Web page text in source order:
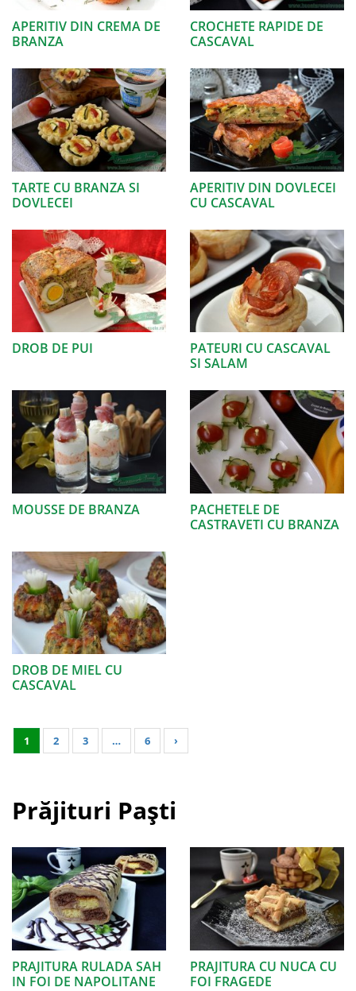
APERITIV DIN CREMA DE
BRANZA
CROCHETE RAPIDE DE
CASCAVAL
TARTE CU BRANZA SI
DOVLECEI
APERITIV DIN DOVLECEI
CU CASCAVAL
DROB DE PUI
PATEURI CU CASCAVAL
SI SALAM
MOUSSE DE BRANZA
PACHETELE DE
CASTRAVETI CU BRANZA
DROB DE MIEL CU
CASCAVAL
1 2 3 … 6 ›
Prăjituri Paști
PRAJITURA RULADA SAH
IN FOI DE NAPOLITANE
PRAJITURA CU NUCA CU
FOI FRAGEDE